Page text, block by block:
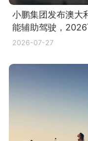
小鹏集团发布澳大
能辅助驾驶，
拓展销售与服务网络
2026-07-27